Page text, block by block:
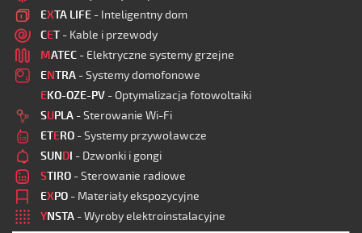
EXTA LIFE - Inteligentny dom
CET - Kable i przewody
MATEC - Elektryczne systemy grzejne
ENTRA - Systemy domofonowe
EKO-OZE-PV - Optymalizacja fotowoltaiki
SUPLA - Sterowanie Wi-Fi
ETERO - Systemy przywoławcze
SUNDI - Dzwonki i gongi
STIRO - Sterowanie radiowe
EXPO - Materiały ekspozycyjne
YNSTA - Wyroby elektroinstalacyjne